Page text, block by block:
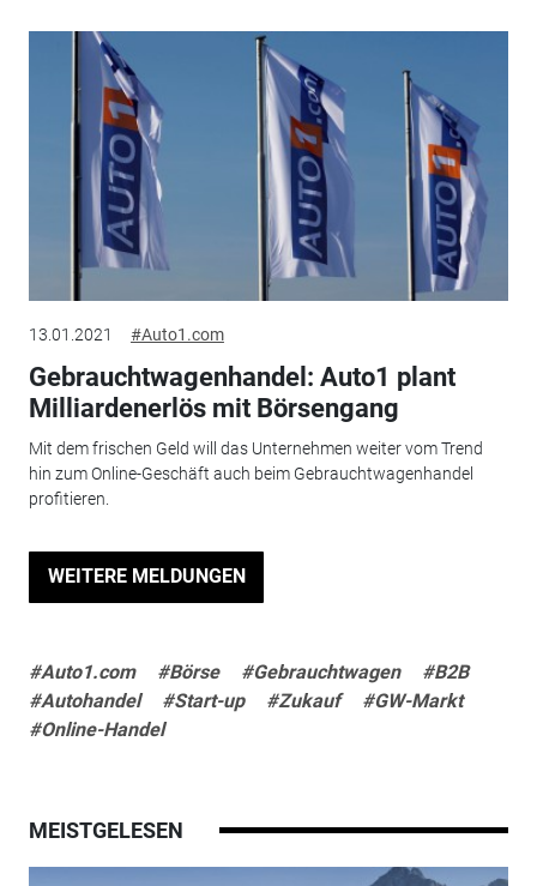
13.01.2021 #Auto1.com
Gebrauchtwagenhandel: Auto1 plant
Milliardenerlös mit Börsengang
Mit dem frischen Geld will das Unternehmen weiter vom Trend
hin zum Online-Geschäft auch beim Gebrauchtwagenhandel
profitieren.
WEITERE MELDUNGEN
#Auto1.com #Börse #Gebrauchtwagen
#B2B
#Autohandel
#Start-up #Zukauf
#GW-Markt
#Online-Handel
MEISTGELESEN